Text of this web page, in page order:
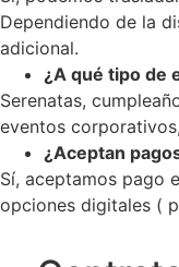
Dependiendo de la
adicional.
¿A qué tipo de
Serenatas,
eventos
¿Aceptan
Sí, aceptamos pago
opciones digitales (